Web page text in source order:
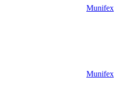
Munifex
Munifex